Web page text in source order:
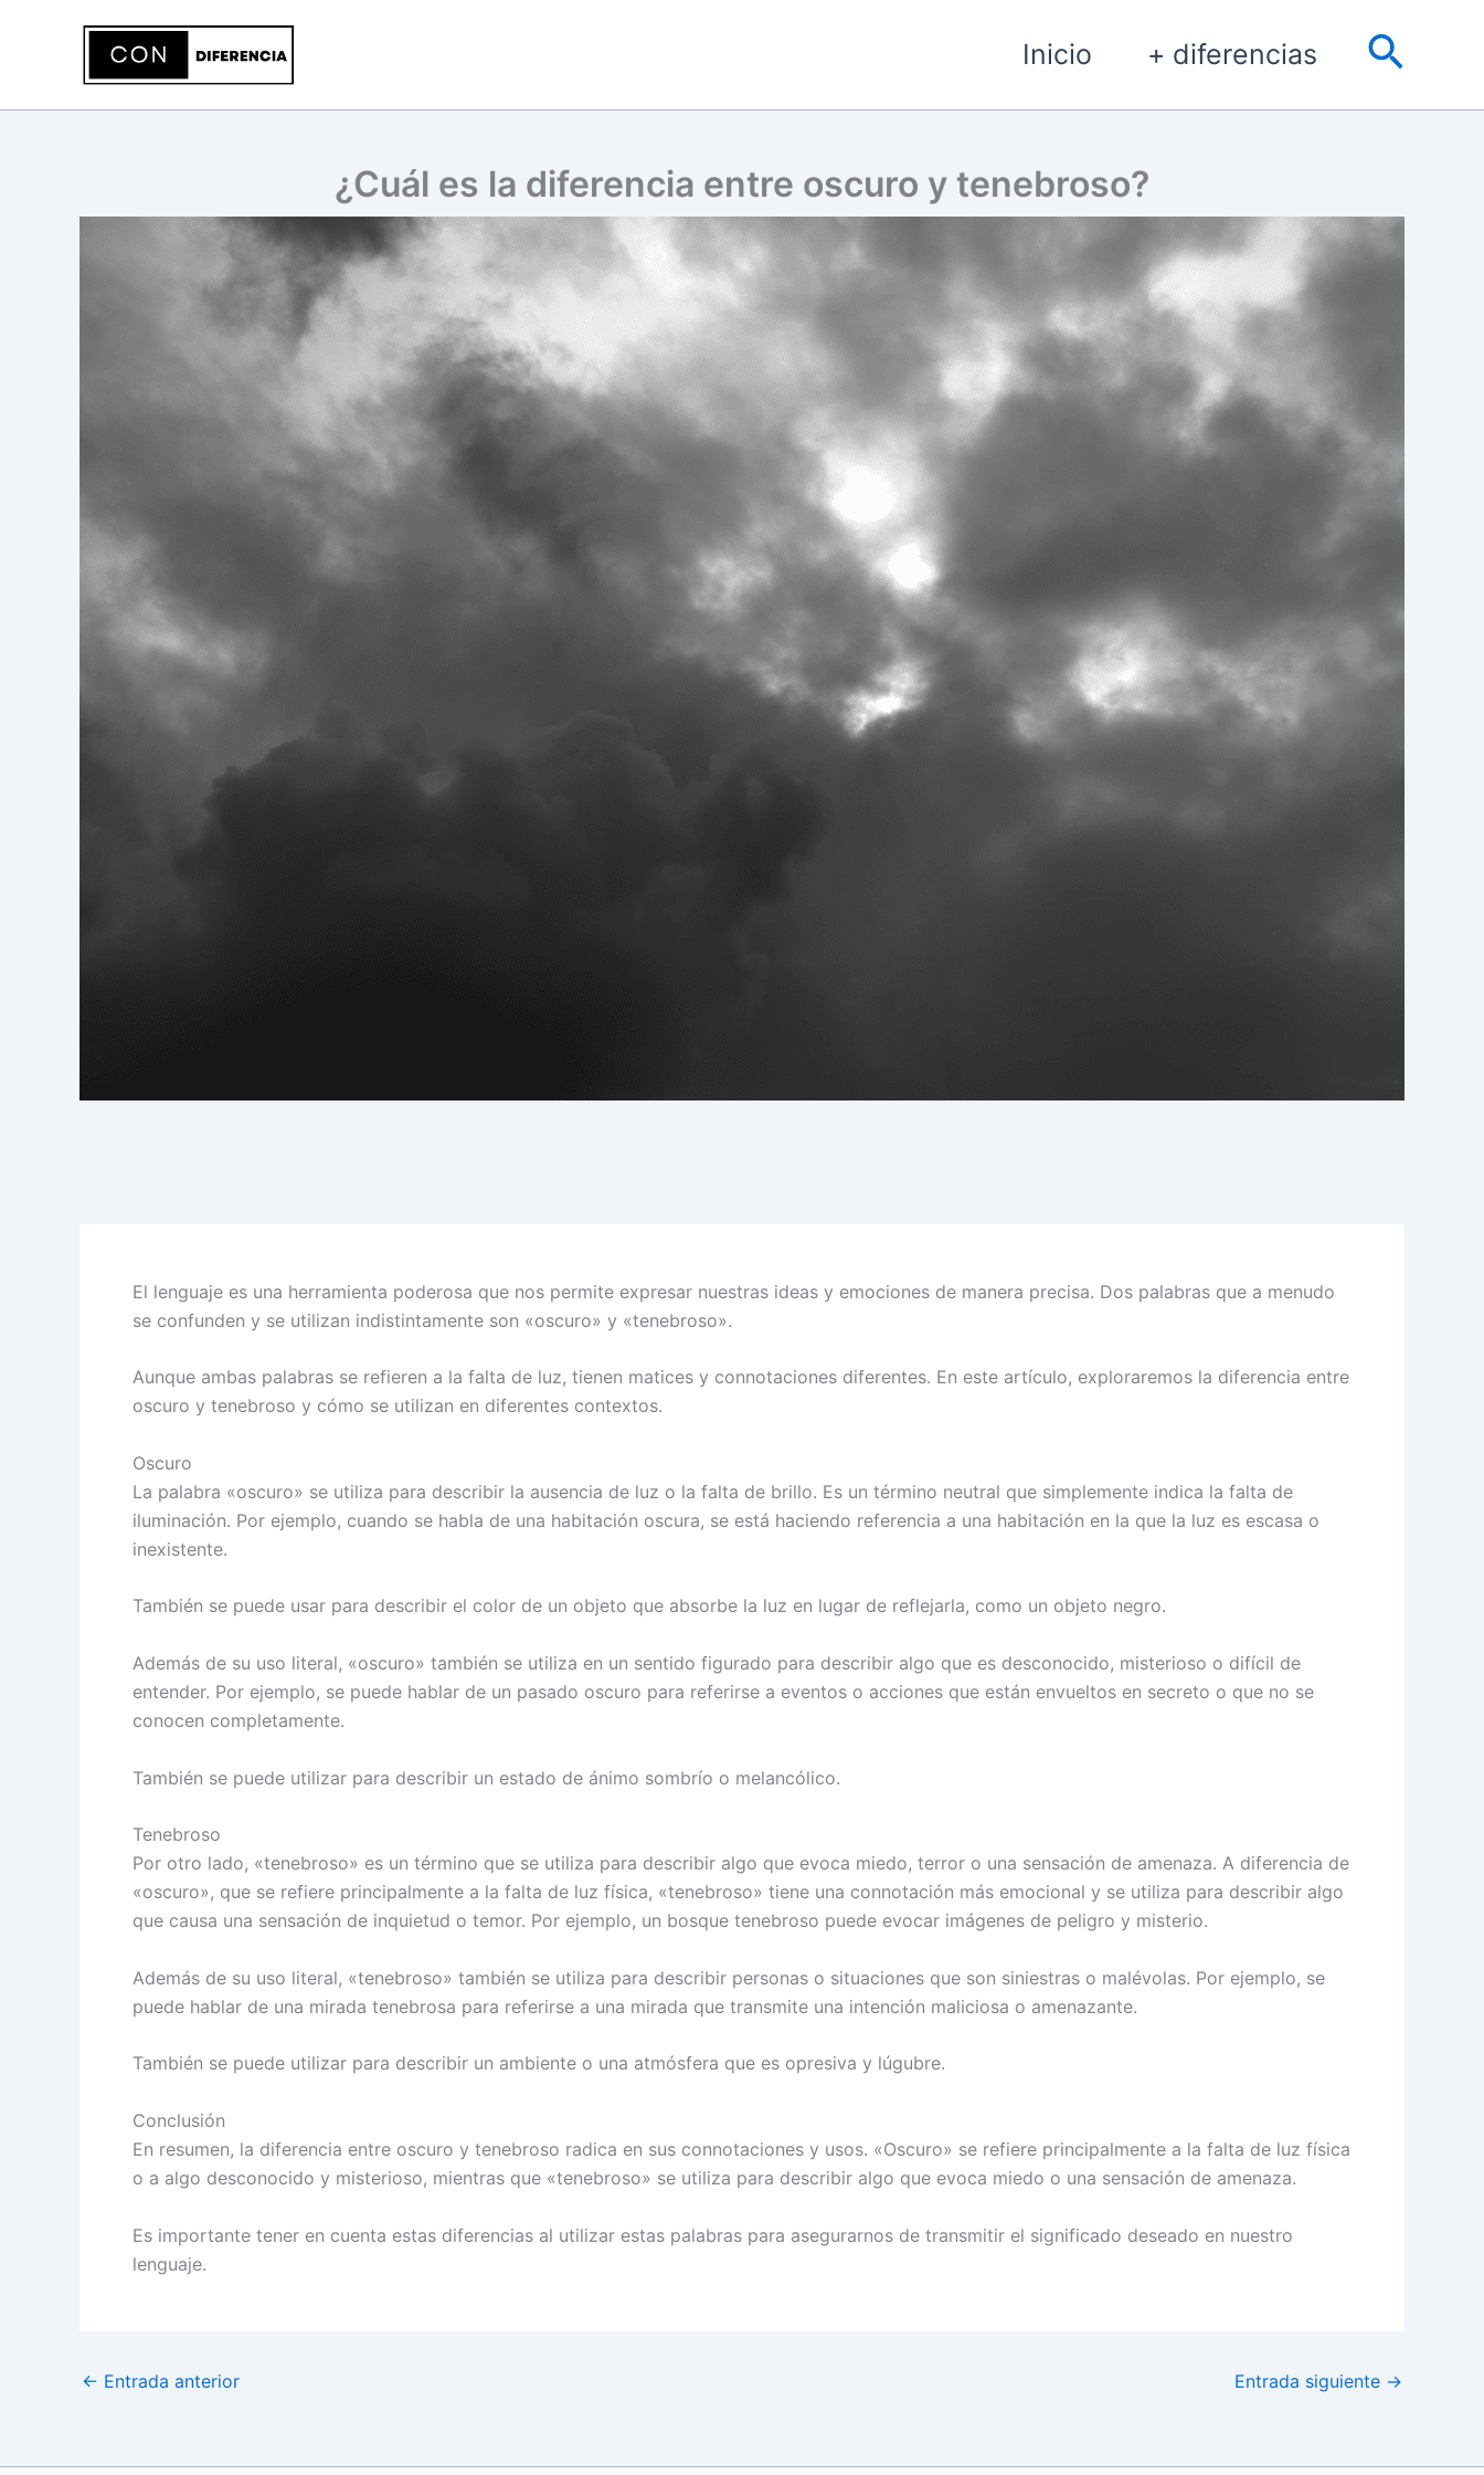
Inicio + diferencias
¿Cuál es la diferencia entre oscuro y tenebroso?
El lenguaje es una herramienta poderosa que nos permite expresar nuestras ideas y emociones de manera precisa. Dos palabras que a menudo
se confunden y se utilizan indistintamente son «oscuro» y «tenebroso».
Aunque ambas palabras se refieren a la falta de luz, tienen matices y connotaciones diferentes. En este artículo, exploraremos la diferencia entre
oscuro y tenebroso y cómo se utilizan en diferentes contextos.
Oscuro
La palabra «oscuro» se utiliza para describir la ausencia de luz o la falta de brillo. Es un término neutral que simplemente indica la falta de
iluminación. Por ejemplo, cuando se habla de una habitación oscura, se está haciendo referencia a una habitación en la que la luz es escasa o
inexistente.
También se puede usar para describir el color de un objeto que absorbe la luz en lugar de reflejarla, como un objeto negro.
Además de su uso literal, «oscuro» también se utiliza en un sentido figurado para describir algo que es desconocido, misterioso o difícil de
entender. Por ejemplo, se puede hablar de un pasado oscuro para referirse a eventos o acciones que están envueltos en secreto o que no se
conocen completamente.
También se puede utilizar para describir un estado de ánimo sombrío o melancólico.
Tenebroso
Por otro lado, «tenebroso» es un término que se utiliza para describir algo que evoca miedo, terror o una sensación de amenaza. A diferencia de
«oscuro», que se refiere principalmente a la falta de luz física, «tenebroso» tiene una connotación más emocional y se utiliza para describir algo
que causa una sensación de inquietud o temor. Por ejemplo, un bosque tenebroso puede evocar imágenes de peligro y misterio.
Además de su uso literal, «tenebroso» también se utiliza para describir personas o situaciones que son siniestras o malévolas. Por ejemplo, se
puede hablar de una mirada tenebrosa para referirse a una mirada que transmite una intención maliciosa o amenazante.
También se puede utilizar para describir un ambiente o una atmósfera que es opresiva y lúgubre.
Conclusión
En resumen, la diferencia entre oscuro y tenebroso radica en sus connotaciones y usos. «Oscuro» se refiere principalmente a la falta de luz física
o a algo desconocido y misterioso, mientras que «tenebroso» se utiliza para describir algo que evoca miedo o una sensación de amenaza.
Es importante tener en cuenta estas diferencias al utilizar estas palabras para asegurarnos de transmitir el significado deseado en nuestro
lenguaje.
← Entrada anterior Entrada siguiente →